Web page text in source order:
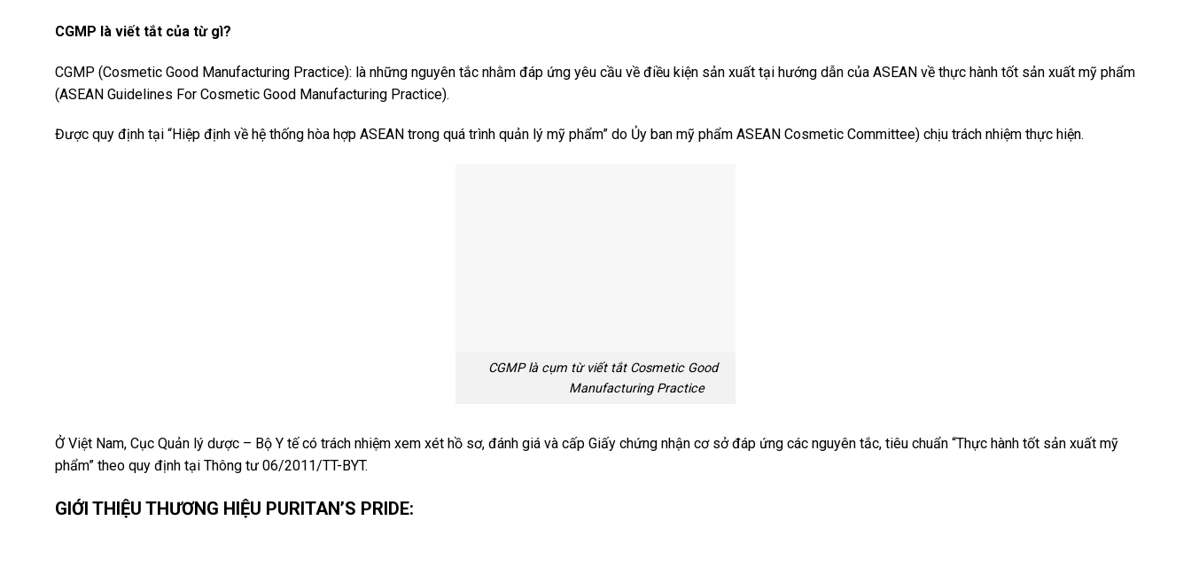
CGMP là viết tắt của từ gì?
CGMP (Cosmetic Good Manufacturing Practice): là những nguyên tắc nhằm đáp ứng yêu cầu về điều kiện sản xuất tại hướng dẫn của ASEAN về thực hành tốt sản xuất mỹ phẩm
(ASEAN Guidelines For Cosmetic Good Manufacturing Practice).
Được quy định tại “Hiệp định về hệ thống hòa hợp ASEAN trong quá trình quản lý mỹ phẩm” do Ủy ban mỹ phẩm ASEAN Cosmetic Committee) chịu trách nhiệm thực hiện.
CGMP là cụm từ viết tắt Cosmetic Good
Manufacturing Practice
Ở Việt Nam, Cục Quản lý dược – Bộ Y tế có trách nhiệm xem xét hồ sơ, đánh giá và cấp Giấy chứng nhận cơ sở đáp ứng các nguyên tắc, tiêu chuẩn “Thực hành tốt sản xuất mỹ
phẩm” theo quy định tại Thông tư 06/2011/TT-BYT.
GIỚI THIỆU THƯƠNG HIỆU PURITAN’S PRIDE: